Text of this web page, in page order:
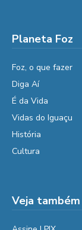
Planeta Foz
Foz, o que fazer
Diga Aí
É da Vida
Vidas do Iguaçu
História
Cultura
Veja também